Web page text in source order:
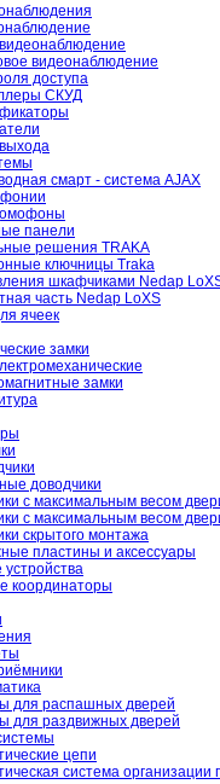
видеонаблюдение
доступа
СКУД
смарт - система AJAX
панели
решения TRAKA
ключницы Traka
шкафчиками Nedap
часть Nedap LoXS
ячеек
замки
замки
доводчики
с максимальным весом
с максимальным весом
скрытого монтажа
пластины и аксессуары
устройства
координаторы
для распашных дверей
для раздвижных дверей
цепи
система организации